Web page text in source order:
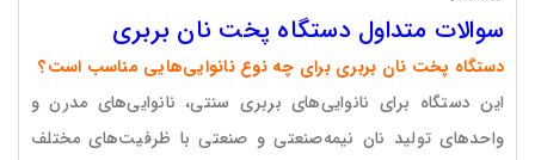
سوالات متداول دستگاه پخت نان بربری
دستگاه پخت نان بربری برای چه نوع نانوایی‌هایی مناسب است؟
این دستگاه برای نانوایی‌های بربری سنتی، نانوایی‌های مدرن و
واحدهای تولید نان نیمه‌صنعتی و صنعتی با ظرفیت‌های مختلف